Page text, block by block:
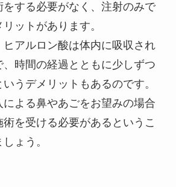
をする必要がなく、注射のみで
ットがあります。
ヒアルロン酸は体内に吸収され
時間の経過とともに少しずつ
うデメリットもあるのです。
による鼻やあごをお望みの場合
を受ける必要があるというこ
ょう。